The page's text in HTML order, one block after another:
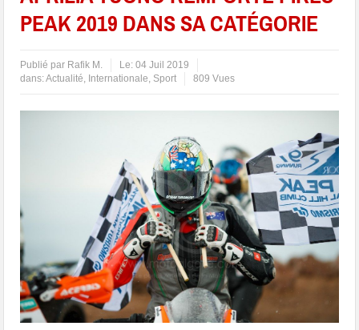
PEAK 2019 DANS SA CATÉGORIE
Publié par Rafik M. Le:04 Juil 2019
dans:Actualité, Internationale, Sport 809 Vues